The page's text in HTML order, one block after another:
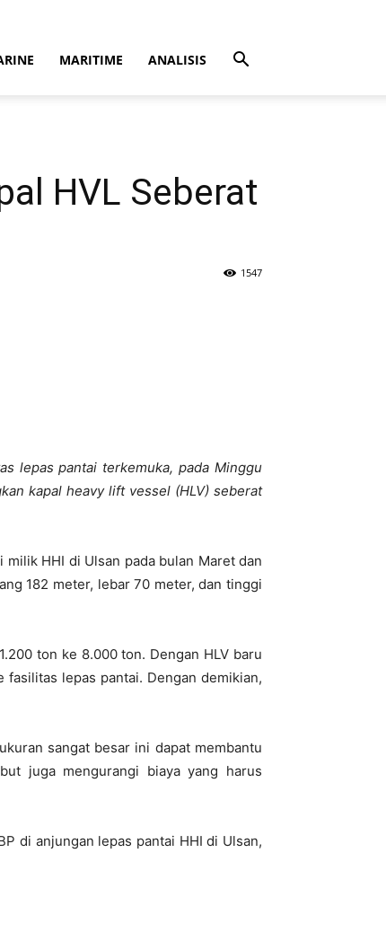
MARITIME ANALISIS
HVL Seberat
1547
lepas pantai terkemuka, pada Minggu
kapal heavy lift vessel (HLV) seberat
HHI di Ulsan pada bulan Maret dan
182 meter, lebar 70 meter, dan tinggi
ton ke 8.000 ton. Dengan HLV baru
lepas pantai. Dengan demikian,
sangat besar ini dapat membantu
juga mengurangi biaya yang harus
di anjungan lepas pantai HHI di Ulsan,